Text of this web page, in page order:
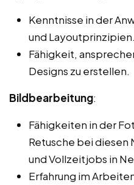
Kenntnisse in der
und Layoutprinzipien.
Fähigkeit,
Designs zu erstellen.
Bildbearbeitung:
Fähigkeiten in der
Retusche bei
und Vollzeitjobs in
Erfahrung im